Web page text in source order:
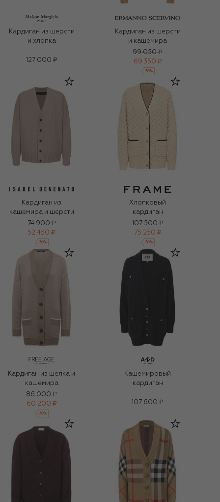
Кардиган из шерсти
и хлопка
127 000 ₽
Кардиган из шерсти
и кашемира
99 050 ₽
69 350 ₽
-30%
Кардиган из
кашемира и шерсти
74 900 ₽
52 450 ₽
-30%
Хлопковый
кардиган
107 500 ₽
75 250 ₽
-30%
Кардиган из шелка и
кашемира
86 000 ₽
60 200 ₽
-30%
Кашемировый
кардиган
107 600 ₽